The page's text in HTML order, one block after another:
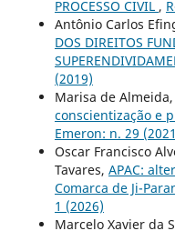
PROCESSO CIVIL ,
Antônio Carlos
DOS DIREITOS
(2019)
Marisa de Almeida,
conscientização e
Emeron: n. 29
Oscar Francisco
Tavares, APAC:
Comarca de Ji-
1 (2026)
Marcelo Xavier da